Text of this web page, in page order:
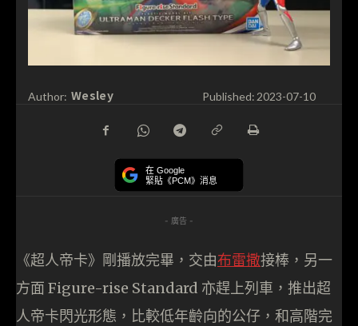
Author: Wesley Published: 2023-07-10
在 Google
緊貼《PCM》消息
- 廣告 -
《超人帝卡》剛播放完畢，交由布雷撒接棒，另一
方面 Figure-rise Standard 亦趕上列車，推出超
人帝卡閃光形態，比較低年齡向的公仔，和高階完